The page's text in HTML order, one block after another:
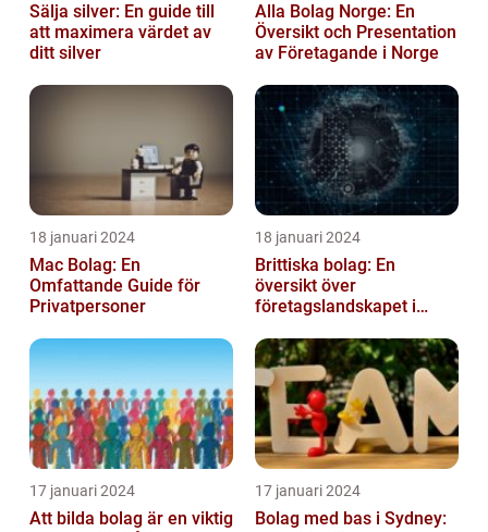
Sälja silver: En guide till
att maximera värdet av
ditt silver
Alla Bolag Norge: En
Översikt och Presentation
av Företagande i Norge
18 januari 2024
Mac Bolag: En
Omfattande Guide för
Privatpersoner
18 januari 2024
Brittiska bolag: En
översikt över
företagslandskapet i
17 januari 2024
Att bilda bolag är en viktig
17 januari 2024
Bolag med bas i Sydney: